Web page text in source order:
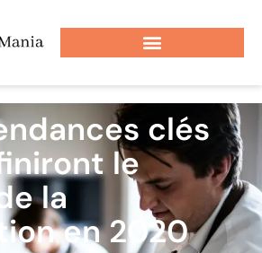
clés
le
la
en 2020